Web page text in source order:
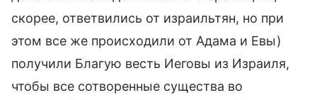
скорее, ответвились от израильтян, но при
этом все же происходили от Адама и Евы)
получили Благую весть Иеговы из Израиля,
чтобы все сотворенные существа во